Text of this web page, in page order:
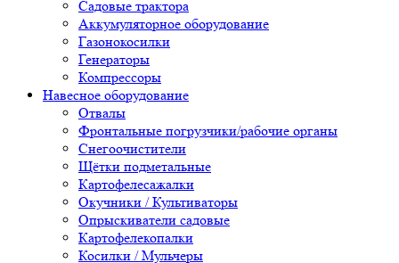
Садовые трактора
Аккумуляторное оборудование
Газонокосилки
Генераторы
Компрессоры
Навесное оборудование
Отвалы
Фронтальные погрузчики/рабочие органы
Снегоочистители
Щётки подметальные
Картофелесажалки
Окучники / Культиваторы
Опрыскиватели садовые
Картофелекопалки
Косилки / Мульчеры